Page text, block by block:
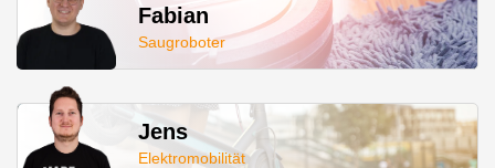
Fabian
Saugroboter
Jens
Elektromobilität